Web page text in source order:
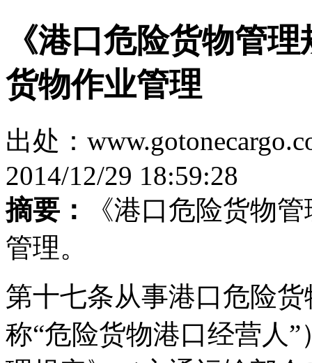
《港口危险货物管
货物作业管理
出处：
2014/12/29 18:59:28
摘要：
《港口危险货物
管理。
第十七条从事港口危险
称“危险货物港口经营人